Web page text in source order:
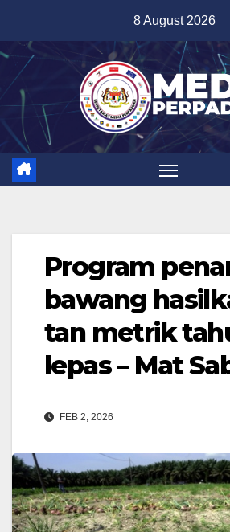
content
8 August 2026
Program
bawang
tan metrik
lepas – Mat
FEB 2, 2026